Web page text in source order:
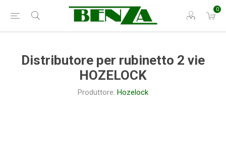
0
Distributore per rubinetto 2 vie
HOZELOCK
Produttore: Hozelock